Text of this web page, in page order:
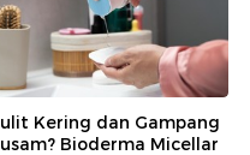
Kering dan Gampang
Bioderma Micellar